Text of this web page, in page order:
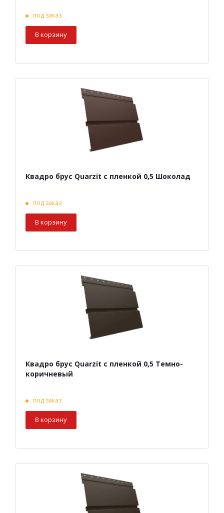
под заказ
В корзину
Квадро брус Quarzit с пленкой 0,5 Шоколад
под заказ
В корзину
Квадро брус Quarzit с пленкой 0,5 Темно-
коричневый
под заказ
В корзину